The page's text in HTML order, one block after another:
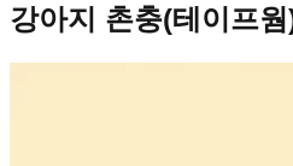
강아지 촌충(테이프